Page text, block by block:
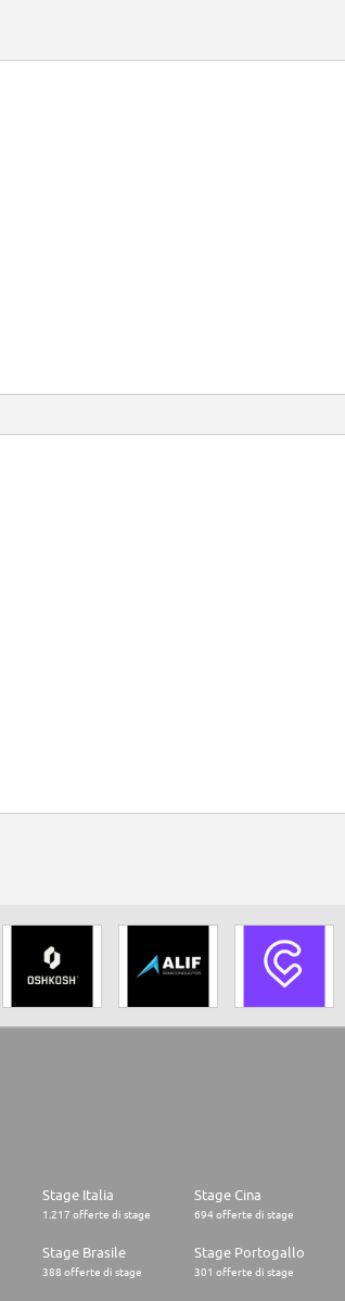
Stage Italia
1.217 offerte di stage
Stage Cina
694 offerte di stage
Stage Brasile
388 offerte di stage
Stage Portogallo
301 offerte di stage